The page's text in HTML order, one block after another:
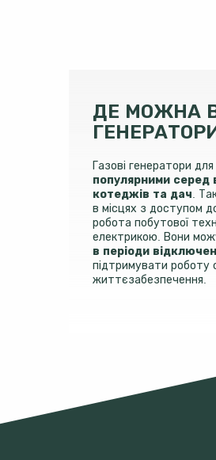
ДЕ МОЖНА
Газові генератори
популярними серед
котеджів та дач .
в місцях з доступом
робота побутової
електрикою. Вони
в періоди
підтримувати роботу
життєзабезпечення.